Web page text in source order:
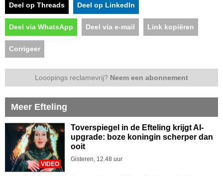
Deel op Threads Deel op LinkedIn
Deel via WhatsApp Deel via e-mail Link kopiëren
Corrigeer
Looopings reclamevrij? Neem een abonnement
Meer Efteling
VIDEO
Toverspiegel in de Efteling krijgt AI-
upgrade: boze koningin scherper dan
ooit
Gisteren, 12.48 uur